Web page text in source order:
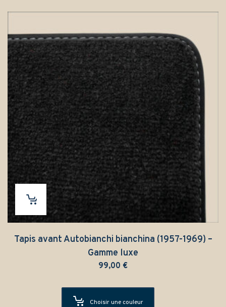
Tapis avant Autobianchi bianchina (1957-1969) –
Gamme luxe
99,00 €
Choisir une couleur